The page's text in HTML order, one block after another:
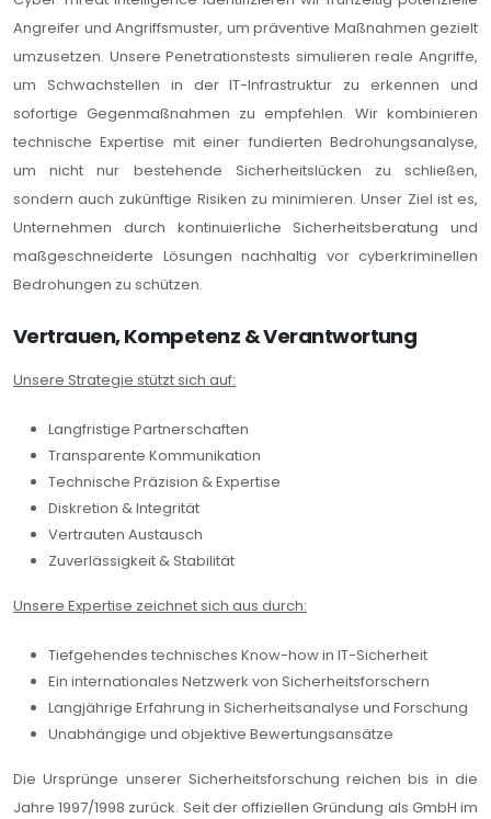
Angreifer und Angriffsmuster, um präventive Maßnahmen gezielt
umzusetzen. Unsere Penetrationstests simulieren reale Angriffe,
um Schwachstellen in der IT-Infrastruktur zu erkennen und
sofortige Gegenmaßnahmen zu empfehlen. Wir kombinieren
technische Expertise mit einer fundierten Bedrohungsanalyse,
um nicht nur bestehende Sicherheitslücken zu schließen,
sondern auch zukünftige Risiken zu minimieren. Unser Ziel ist es,
Unternehmen durch kontinuierliche Sicherheitsberatung und
maßgeschneiderte Lösungen nachhaltig vor cyberkriminellen
Bedrohungen zu schützen.
Vertrauen, Kompetenz & Verantwortung
Unsere Strategie stützt sich auf:
Langfristige Partnerschaften
Transparente Kommunikation
Technische Präzision & Expertise
Diskretion & Integrität
Vertrauten Austausch
Zuverlässigkeit & Stabilität
Unsere Expertise zeichnet sich aus durch:
Tiefgehendes technisches Know-how in IT-Sicherheit
Ein internationales Netzwerk von Sicherheitsforschern
Langjährige Erfahrung in Sicherheitsanalyse und Forschung
Unabhängige und objektive Bewertungsansätze
Die Ursprünge unserer Sicherheitsforschung reichen bis in die
Jahre 1997/1998 zurück. Seit der offiziellen Gründung als GmbH im